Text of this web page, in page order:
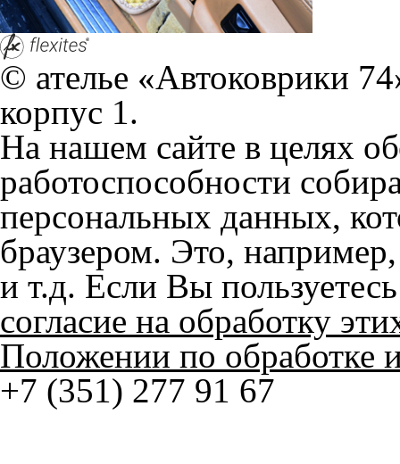
© ателье «Автоковрики
корпус 1.
На нашем сайте в целях
работоспособности
персональных данных,
браузером. Это,
и т.д. Если Вы
согласие на обработку
Положении по обработке
+7 (351) 277 91 67